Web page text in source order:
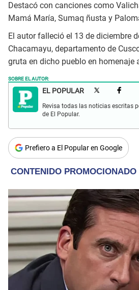
Destacó con canciones como
Mamá María, Sumaq ñusta y
El autor falleció el 13 de diciembre
Chacamayu, departamento de
gruta en dicho pueblo en homenaje
SOBRE EL AUTOR:
EL POPULAR
Revisa todas las noticias escritas
de El Popular.
Prefiero a El Popular en Google